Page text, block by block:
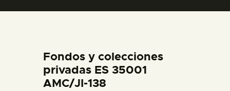
DIDÁCTICA
ESPAÑOL
Fondos y colecciones
privadas ES 35001
AMC/JI-138